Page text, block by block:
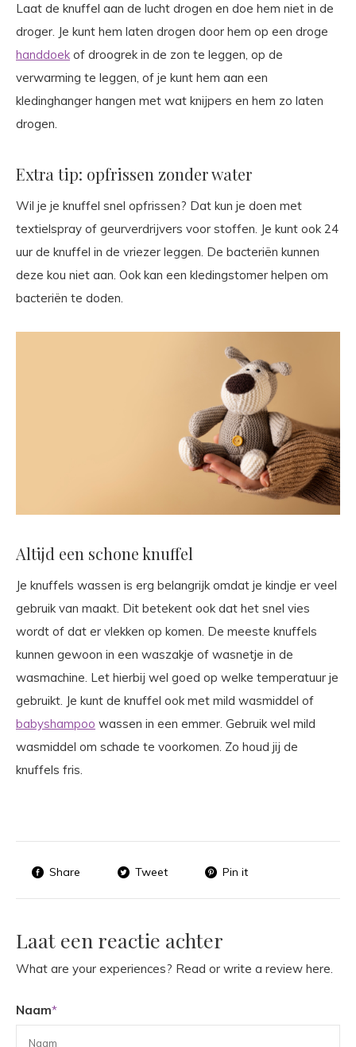
Laat de knuffel aan de lucht drogen en doe hem niet in de
droger. Je kunt hem laten drogen door hem op een droge
handdoek of droogrek in de zon te leggen, op de
verwarming te leggen, of je kunt hem aan een
kledinghanger hangen met wat knijpers en hem zo laten
drogen.
Extra tip: opfrissen zonder water
Wil je je knuffel snel opfrissen? Dat kun je doen met
textielspray of geurverdrijvers voor stoffen. Je kunt ook 24
uur de knuffel in de vriezer leggen. De bacteriën kunnen
deze kou niet aan. Ook kan een kledingstomer helpen om
bacteriën te doden.
Altijd een schone knuffel
Je knuffels wassen is erg belangrijk omdat je kindje er veel
gebruik van maakt. Dit betekent ook dat het snel vies
wordt of dat er vlekken op komen. De meeste knuffels
kunnen gewoon in een waszakje of wasnetje in de
wasmachine. Let hierbij wel goed op welke temperatuur je
gebruikt. Je kunt de knuffel ook met mild wasmiddel of
babyshampoo wassen in een emmer. Gebruik wel mild
wasmiddel om schade te voorkomen. Zo houd jij de
knuffels fris.
Share Tweet Pin it
Laat een reactie achter
What are your experiences? Read or write a review here.
Naam*